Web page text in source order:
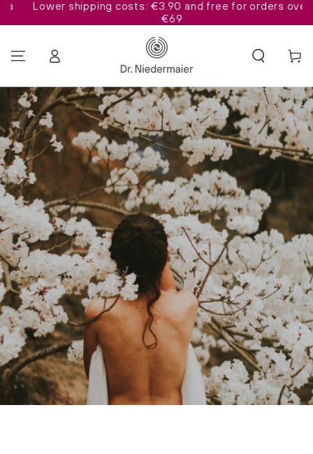
SKIP TO CONTENT
Lower shipping costs: €3.90 and free for orders over
€69
in
Cart